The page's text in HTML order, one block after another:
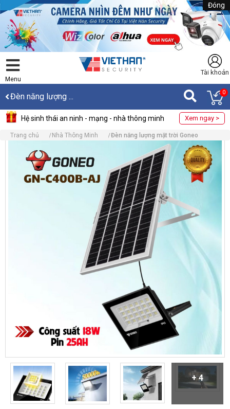
Đóng
Menu
Tài khoản
Đèn năng lượng ... 0
Hệ sinh thái an ninh - mạng - nhà thông minh Xem ngay >
Trang chủ Nhà Thông Minh Đèn năng lượng mặt trời Goneo
+ 4